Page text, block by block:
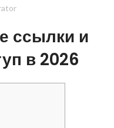
ссылки и
в 2026